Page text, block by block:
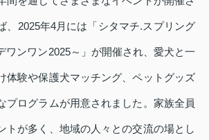
、2025年4月には「シタマチ.スプリング
ワンワン2025～」が開催され、愛犬と一
体験や保護犬マッチング、ペットグッズ
プログラムが用意されました。家族全員
トが多く、地域の人々との交流の場とし